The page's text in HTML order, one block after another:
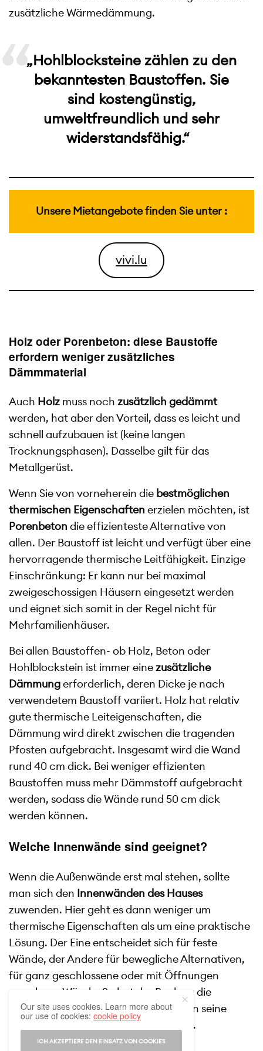
zusätzliche Wärmedämmung.
„Hohlblocksteine zählen zu den
bekanntesten Baustoffen. Sie
sind kostengünstig,
umweltfreundlich und sehr
widerstandsfähig.“
Unsere Mietangebote finden Sie unter :
vivi.lu
Holz oder Porenbeton: diese Baustoffe
erfordern weniger zusätzliches
Dämmmaterial
Auch Holz muss nochzusätzlich gedämmt
werden, hat aber den Vorteil, dass es leicht und
schnell aufzubauen ist (keine langen
Trocknungsphasen). Dasselbe gilt für das
Metallgerüst.
Wenn Sie von vorneherein die bestmöglichen
thermischen Eigenschaften erzielen möchten, ist
Porenbeton die effizienteste Alternative von
allen. Der Baustoff ist leicht und verfügt über eine
hervorragende thermische Leitfähigkeit. Einzige
Einschränkung: Er kann nur bei maximal
zweigeschossigen Häusern eingesetzt werden
und eignet sich somit in der Regel nicht für
Mehrfamilienhäuser.
Bei allen Baustoffen- ob Holz, Beton oder
Hohlblockstein ist immer einezusätzliche
Dämmungerforderlich, deren Dicke je nach
verwendetem Baustoff variiert. Holz hat relativ
gute thermische Leiteigenschaften, die
Dämmung wird direkt zwischen die tragenden
Pfosten aufgebracht. Insgesamt wird die Wand
rund 40 cm dick. Bei weniger effizienten
Baustoffen muss mehr Dämmstoff aufgebracht
werden, sodass die Wände rund 50 cm dick
werden können.
Welche Innenwände sind geeignet?
Wenn die Außenwände erst mal stehen, sollte
man sich den Innenwänden des Hauses
zuwenden. Hier geht es dann weniger um
thermische Eigenschaften als um eine praktische
Lösung. Der Eine entscheidet sich für feste
Wände, der Andere für bewegliche Alternativen,
für ganz geschlossene oder mit Öffnungen
versehene Wände. So hat der Bauherr die
Möglichkeit, die Innenwände genau an seine
persönlichen Bedürfnisse anzupassen.
Our site uses cookies. Learn more about
our use of cookies:cookie policy
ICH AKZEPTIERE DEN EINSATZ VON COOKIES